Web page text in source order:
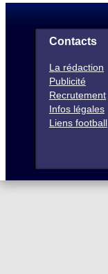
Contacts
La rédaction
Publicité
Recrutement
Infos légales
Liens football